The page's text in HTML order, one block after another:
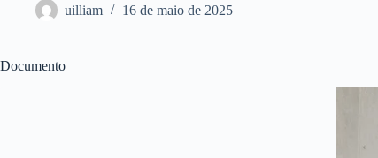
uilliam 16 de maio de 2025
Documento